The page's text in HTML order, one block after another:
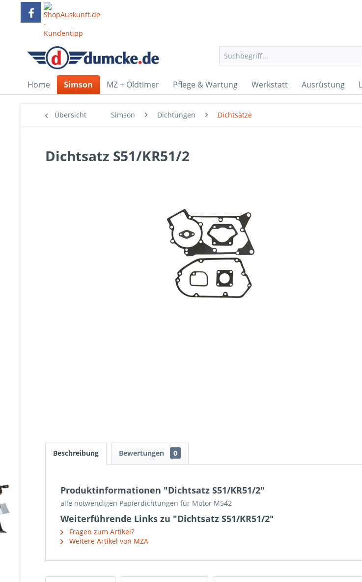
Home Simson MZ + Oldtimer Pflege & Wartung Werkstatt Ausrüstung
Übersicht Simson Dichtungen Dichtsätze
Dichtsatz S51/KR51/2
Beschreibung Bewertungen 0
Produktinformationen "Dichtsatz S51/KR51/2"
alle notwendigen Papierdichtungen für Motor M542
Weiterführende Links zu "Dichtsatz S51/KR51/2"
Fragen zum Artikel?
Weitere Artikel von MZA